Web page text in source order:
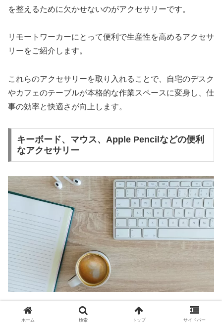
を整えるために欠かせないのがアクセサリーです。
リモートワーカーにとって便利で生産性を高めるアクセサ
リーをご紹介します。
これらのアクセサリーを取り入れることで、自宅のデスク
やカフェのテーブルが本格的な作業スペースに変身し、仕
事の効率と快適さが向上します。
キーボード、マウス、Apple Pencilなどの便利
なアクセサリー
「キーボード、マウス、Apple Pencilなどの便利なアクセ
ホーム 検索 トップ サイドバー